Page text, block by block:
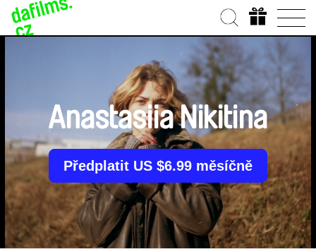
Anastasiia Nikitina
Předplatit US $6.99 měsíčně